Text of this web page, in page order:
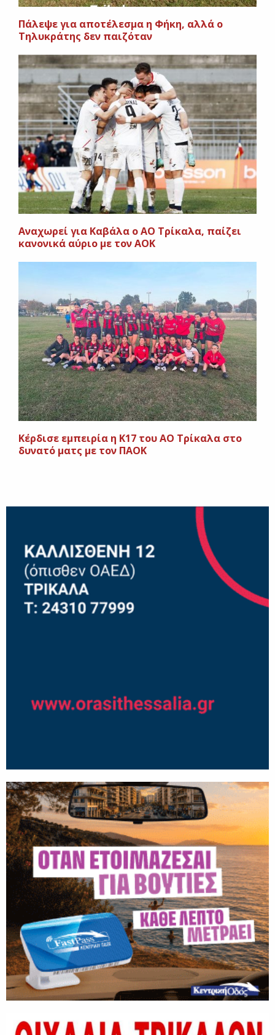
Πάλεψε για αποτέλεσμα η Φήκη, αλλά ο
Τηλυκράτης δεν παιζόταν
Aναχωρεί για Καβάλα ο ΑΟ Τρίκαλα, παίζει
κανονικά αύριο με τον ΑΟΚ
Κέρδισε εμπειρία η Κ17 του ΑΟ Τρίκαλα στο
δυνατό ματς με τον ΠΑΟΚ